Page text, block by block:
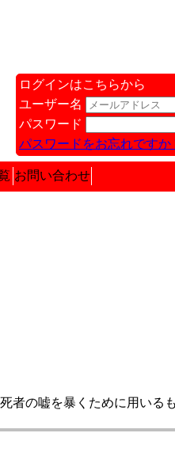
ログインはこちらから
ユーザー名
パスワード
パスワードをお忘れですか
お問い合わせ
者の嘘を暴くために用いる